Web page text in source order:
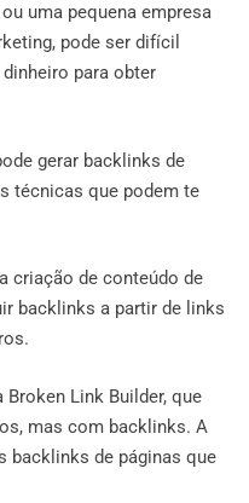
uma pequena empresa
pode ser difícil
para obter
gerar backlinks de
técnicas que podem te
criação de conteúdo de
backlinks a partir de links
Link Builder, que
mas com backlinks. A
backlinks de páginas que